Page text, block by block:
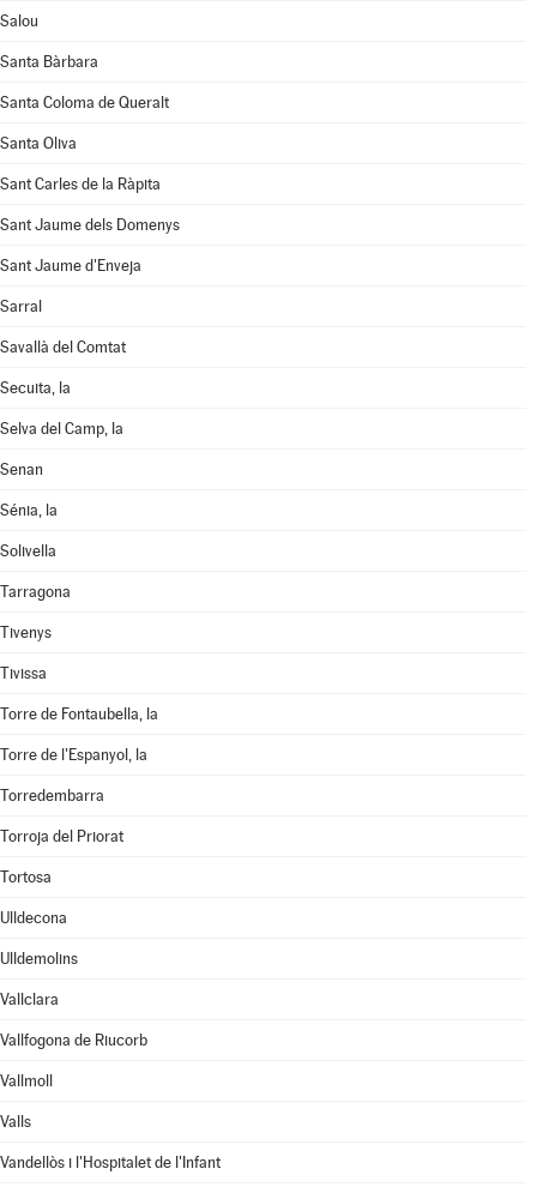
Salou
Santa Bàrbara
Santa Coloma de Queralt
Santa Oliva
Sant Carles de la Ràpita
Sant Jaume dels Domenys
Sant Jaume d'Enveja
Sarral
Savallà del Comtat
Secuita, la
Selva del Camp, la
Senan
Sénia, la
Solivella
Tarragona
Tivenys
Tivissa
Torre de Fontaubella, la
Torre de l'Espanyol, la
Torredembarra
Torroja del Priorat
Tortosa
Ulldecona
Ulldemolins
Vallclara
Vallfogona de Riucorb
Vallmoll
Valls
Vandellòs i l'Hospitalet de l'Infant